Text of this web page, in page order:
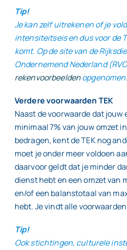
Tip!
Je kan zelf uitrekenen of je
intensiteitseis en dus voor de
komt. Op de site van de
Ondernemend Nederland
rekenvoorbeeldenopgenomen.
Verdere voorwaarden TEK
Naast de voorwaarde dat jouw
minimaal 7% van jouw omzet
bedragen, kent de TEK nog
moet je onder meer voldoen
daarvoor geldt dat je minder
dienst hebt en een omzet van
en/of een balanstotaal van
hebt. Je vindt alle
Tip!
Ook stichtingen, culturele